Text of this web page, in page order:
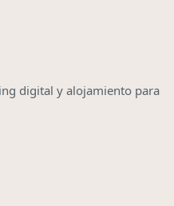
digital y alojamiento para